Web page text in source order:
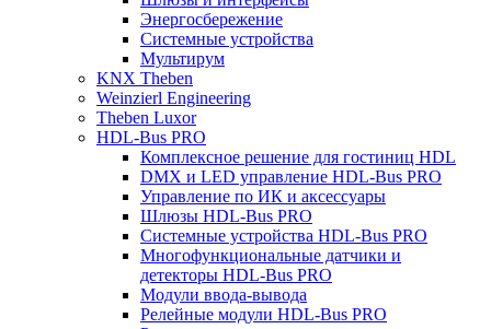
Энергосбережение
Системные устройства
Мультирум
KNX Theben
Weinzierl Engineering
Theben Luxor
HDL-Bus PRO
Комплексное решение для гостиниц HDL
DMX и LED управление HDL-Bus PRO
Управление по ИК и аксессуары
Шлюзы HDL-Bus PRO
Системные устройства HDL-Bus PRO
Многофункциональные датчики и
детекторы HDL-Bus PRO
Модули ввода-вывода
Релейные модули HDL-Bus PRO